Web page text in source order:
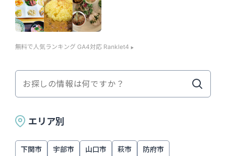
無料で人気ランキング GA4対応 Ranklet4
エリア別
下関市 宇部市 山口市 萩市 防府市